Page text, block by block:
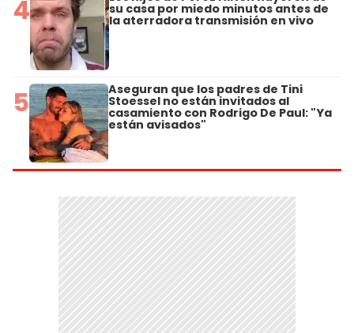
4 su casa por miedo minutos antes de
la aterradora transmisión en vivo
5 Aseguran que los padres de Tini
Stoessel no están invitados al
casamiento con Rodrigo De Paul: "Ya
están avisados"